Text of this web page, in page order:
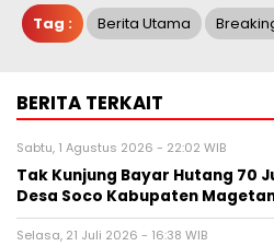
Tag : Berita Utama
BERITA TERKAIT
Sabtu, 1 Agustus 2026 - 22:02 WIB
Tak Kunjung Bayar Hutang 70
Desa Soco Kabupaten
Selasa, 21 Juli 2026 - 16:38 WIB